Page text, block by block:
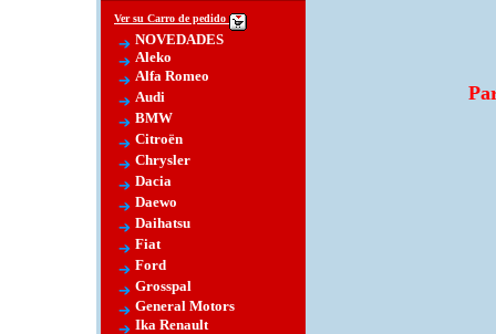
Ver su Carro de pedido
NOVEDADES
Aleko
Alfa Romeo
Audi
BMW
Citroën
Chrysler
Dacia
Daewo
Daihatsu
Fiat
Ford
Grosspal
General Motors
Ika Renault